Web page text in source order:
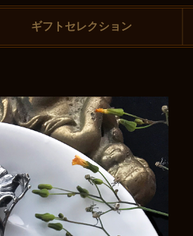
ギフトセレクション